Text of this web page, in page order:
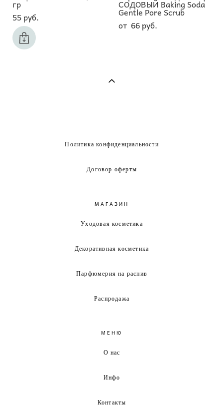
гр
55 pуб.
СОДОВЫЙ Baking Soda
Gentle Pore Scrub
от 66 pуб.
Политика конфиденциальности
Договор оферты
МАГАЗИН
Уходовая косметика
Декоративная косметика
Парфюмерия на распив
Распродажа
МЕНЮ
О нас
Инфо
Контакты